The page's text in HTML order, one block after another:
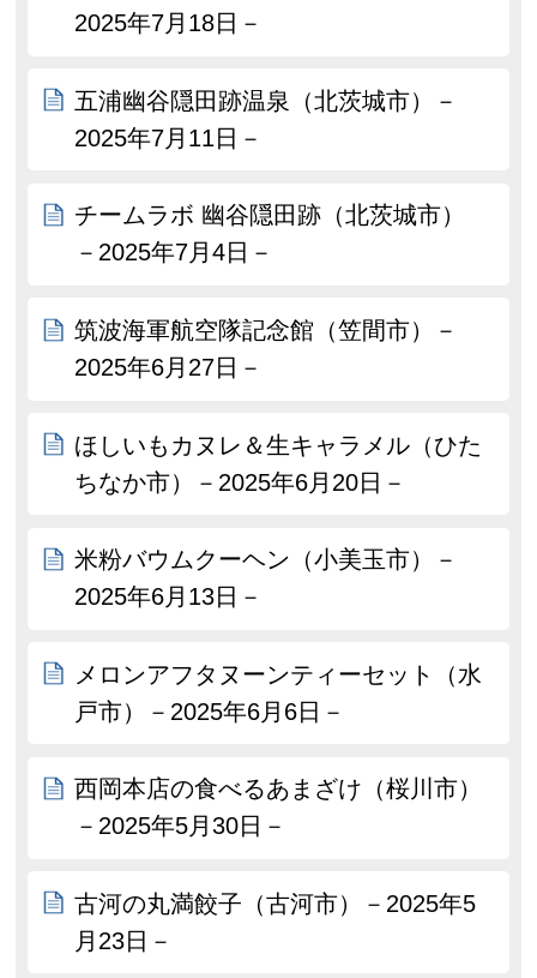
2025年7月18日－
五浦幽谷隠田跡温泉（北茨城市）－
2025年7月11日－
チームラボ 幽谷隠田跡（北茨城市）
－2025年7月4日－
筑波海軍航空隊記念館（笠間市）－
2025年6月27日－
ほしいもカヌレ＆生キャラメル（ひた
ちなか市）－2025年6月20日－
米粉バウムクーヘン（小美玉市）－
2025年6月13日－
メロンアフタヌーンティーセット（水
戸市）－2025年6月6日－
西岡本店の食べるあまざけ（桜川市）
－2025年5月30日－
古河の丸満餃子（古河市）－2025年5
月23日－